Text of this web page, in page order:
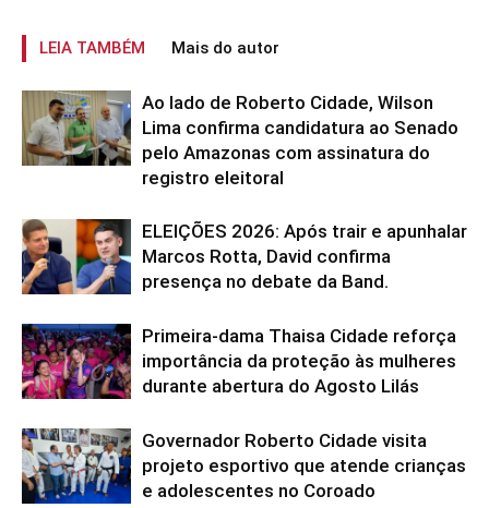
LEIA TAMBÉM Mais do autor
Ao lado de Roberto Cidade, Wilson
Lima confirma candidatura ao Senado
pelo Amazonas com assinatura do
registro eleitoral
ELEIÇÕES 2026: Após trair e apunhalar
Marcos Rotta, David confirma
presença no debate da Band.
Primeira-dama Thaisa Cidade reforça
importância da proteção às mulheres
durante abertura do Agosto Lilás
Governador Roberto Cidade visita
projeto esportivo que atende crianças
e adolescentes no Coroado